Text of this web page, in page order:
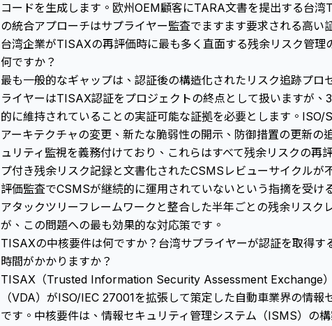
コードを生成します。欧州OEM顧客にTARA文書を提出する台湾
の統合アプローチはサプライヤー監査でますます要求される高い
台湾企業がTISAXの再評価時に最も多く直面する残余リスク管理
何ですか？
最も一般的なギャップは、認証後の構造化されたリスク追跡プロ
ライヤーはTISAX認証をプロジェクトの終点として扱いますが
的に維持されていることの実証可能な証拠を必要とします。ISO/
アーキテクチャの変更、新たな脆弱性の開示、防御措置の更新の
ュリティ監視を義務付けており、これらはすべて残余リスクの再
プ付き残余リスク記録と文書化されたCSMSレビューサイクルが
評価監査でCSMSが継続的に運用されていないという指摘を受け
アタックツリーフレームワークと整合した半年ごとの残余リスク
が、この問題への最も効果的な対応策です。
TISAXの中核要件は何ですか？台湾サプライヤーが認証を取得す
時間がかかりますか？
TISAX（Trusted Information Security Assessment Exchange
（VDA）がISO/IEC 27001を拡張して策定した自動車業界の情報
です。中核要件は、情報セキュリティ管理システム（ISMS）の